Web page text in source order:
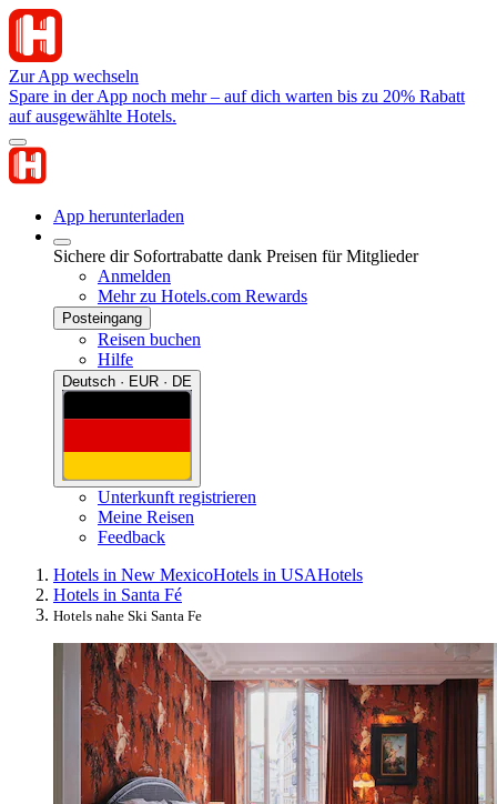
Zur App wechseln
Spare in der App noch mehr – auf dich warten bis zu 20% Rabatt
auf ausgewählte Hotels.
App herunterladen
Sichere dir Sofortrabatte dank Preisen für Mitglieder
Anmelden
Mehr zu Hotels.com Rewards
Posteingang
Reisen buchen
Hilfe
Deutsch · EUR · DE
Unterkunft registrieren
Meine Reisen
Feedback
Hotels in New MexicoHotels in USAHotels
Hotels in Santa Fé
Hotels nahe Ski Santa Fe